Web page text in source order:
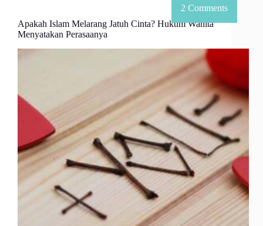
Apakah Islam Melarang Jatuh Cinta? Hukum Wanita
Menyatakan Perasaanya